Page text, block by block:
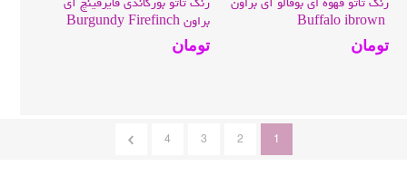
تومان
براون Burgundy Firefinch
ibrown
تومان
1
2
3
4